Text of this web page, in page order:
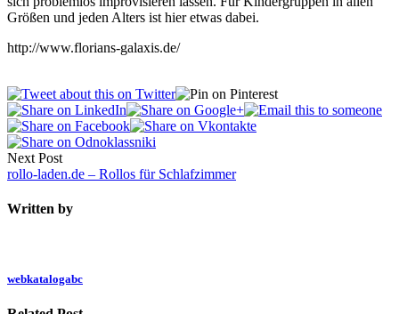
Größen und jeden Alters ist hier etwas dabei.
http://www.florians-galaxis.de/
Next Post
rollo-laden.de – Rollos für Schlafzimmer
Written by
webkatalogabc